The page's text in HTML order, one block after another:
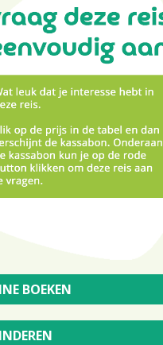
BOEKEN